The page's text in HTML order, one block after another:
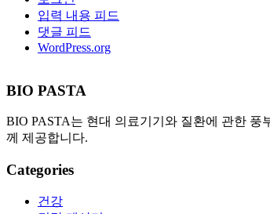
입력 내용 피드
댓글 피드
WordPress.org
BIO PASTA
BIO PASTA는 현대 의료기기와 질환에 관한
께 제공합니다.
Categories
건강